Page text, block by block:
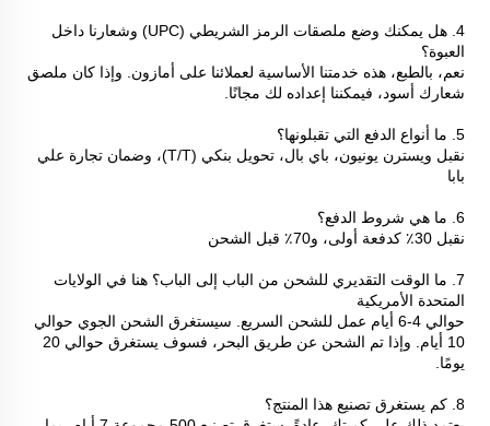
العبوة؟
شعارك أسود، فيمكننا إعداده لك مجانًا.
5. ما أنواع الدفع التي تقبلونها؟
بابا
6. ما هي شروط الدفع؟
نقبل 30٪ كدفعة أولى، و70٪ قبل الشحن
المتحدة الأمريكية
يومًا.
8. كم يستغرق تصنيع هذا المنتج؟